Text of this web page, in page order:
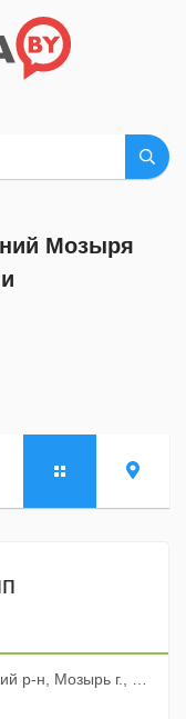
Мозыря
г., ул. Ленинская, 34